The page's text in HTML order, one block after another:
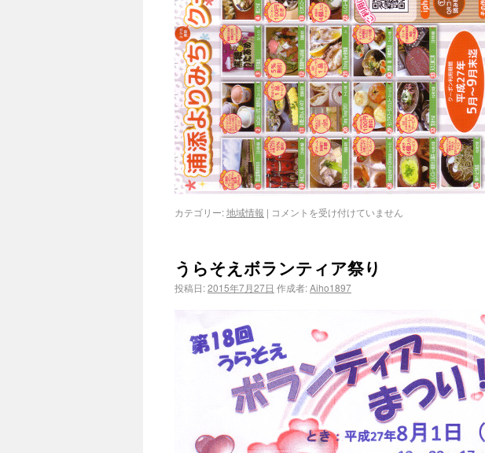
カテゴリー:地域情報 | コメントを受け付けていません
うらそえボランティア祭り
投稿日:2015年7月27日 作成者:Aiho1897